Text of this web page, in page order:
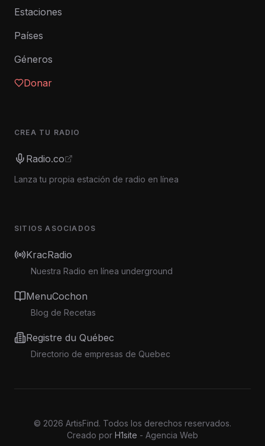
Estaciones
Países
Géneros
Donar
CREA TU RADIO
Radio.co
Lanza tu propia estación de radio en línea
SITIOS ASOCIADOS
KracRadio
Nuestra Radio en línea underground
MenuCochon
Blog de Recetas
Registre du Québec
Directorio de empresas de Quebec
© 2026 ArtisFind. Todos los derechos reservados.
Creado por H1site - Agencia Web